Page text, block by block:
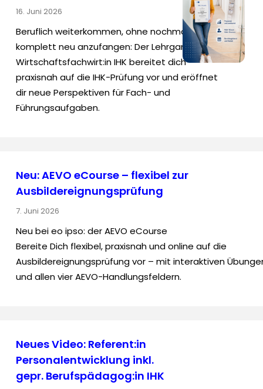
16. Juni 2026
Beruflich weiterkommen, ohne nochmal
komplett neu anzufangen: Der Lehrgang
Wirtschaftsfachwirt:in IHK bereitet dich
praxisnah auf die IHK-Prüfung vor und eröffnet
dir neue Perspektiven für Fach- und
Führungsaufgaben.
Neu: AEVO eCourse – flexibel zur
Ausbildereignungsprüfung
7. Juni 2026
Neu bei eo ipso: der AEVO eCourse
Bereite Dich flexibel, praxisnah und online auf die
Ausbildereignungsprüfung vor – mit interaktiven
und allen vier AEVO-Handlungsfeldern.
Neues Video: Referent:in
Personalentwicklung inkl.
gepr. Berufspädagog:in IHK